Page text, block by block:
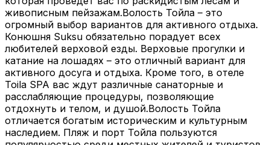
живописным пейзажам.Волость Тойла – это
огромный выбор вариантов для активного отдыха.
Конюшня Suksu обязательно порадует всех
любителей верховой езды. Верховые прогулки и
катание на лошадях – это отличный вариант для
активного досуга и отдыха. Кроме того, в отеле
Toila SPA вас ждут различные санаторные и
расслабляющие процедуры, позволяющие
отдохнуть и телом, и душой.Волость Тойла
отличается богатым историческим и культурным
наследием. Пляж и порт Тойла пользуются